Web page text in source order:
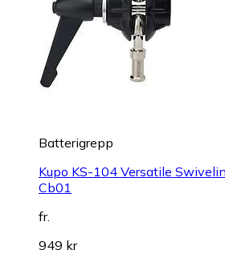
Batterigrepp
Kupo KS-104 Versatile
Cb01
fr.
949 kr